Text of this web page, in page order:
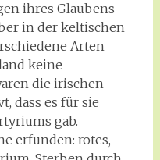
ihres Glaubens
in der keltischen
Arten
keine
die irischen
dass es für sie
gab.
erfunden: rotes,